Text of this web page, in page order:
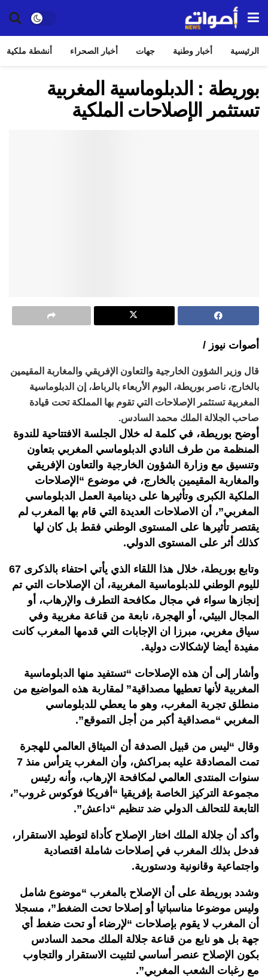
الرئيسية أخبار وطنية جهات أخبار الصحراء أنشطة ملكية
بوريطة : الدبلوماسية المغربية
تستثمر الإصلاحات الملكية
أصوات نيوز /
قال وزير الشؤون الخارجية والتعاون الإفريقي والمغاربة المقيمين
بالخارج، ناصر بوريطة، اليوم الأربعاء بالرباط، إن الدبلوماسية
المغربية تستثمر الإصلاحات التي تقوم بها المملكة تحت قيادة
صاحب الجلالة الملك محمد السادس.
أوضح بوريطة، في كلمة له خلال الجلسة الافتتاحية للندوة
المنظمة من طرف النادي الدبلوماسي المغربي بتعاون
وتنسيق مع وزارة الشؤون الخارجية والتعاون الإفريقي
والمغاربة المقيمين بالخارج، في موضوع “الإصلاحات
الملكية الكبرى وتأثيرها على دينامية العمل الدبلوماسي
المغربي”، أن الاصلاحات العديدة التي قام بها المغرب لم
يقتصر تأثيرها على المستوى الوطني فقط بل كان لها
كذلك أثر على المستوى الدولي.
وتابع بوريطة، خلال هذا اللقاء الذي يأتي احتفاء بالذكرى 67
لليوم الوطني للدبلوماسية المغربية، أن الإصلاحات التي تم
إنجازها سواء في مجال مكافحة التطرف والإرهاب، أو
المجال البيئي، أو الهجرة، نابعة من قناعة مغربية وفي
سياق مغربي، مبرزا ان الإجابات التي قدمها المغرب كانت
مفيدة أيضا لإشكالات دولية.
وأشار إلى أن هذه الإصلاحات “تستفيد منها الدبلوماسية
المغربية لأنها تعطيها مصداقية” لمقاربة هذه المواضيع من
منطلق تجربة المغرب، وهو ما يعطي للدبلوماسي
المغربي “مصداقية أكبر من أجل التموقع”.
وقال “ليس من قبيل الصدفة أن الميثاق العالمي للهجرة
تمت المصادقة عليه بمراكش، وأن المغرب يترأس منذ 7
سنوات المنتدى العالمي لمكافحة الإرهاب، وأنه رئيس
مجموعة التركيز الخاصة بإفريقيا “أفريكا فوكوس غروب”،
التابعة للتحالف الدولي ضد تنظيم “داعش”.
وأكد أن جلالة الملك اختار الإصلاح كأداة لتوطيد الاستقرار،
فدخل بذلك المغرب في إصلاحات شاملة اقتصادية
واجتماعية وقانونية ودستورية.
وشدد بوريطة على أن الإصلاح بالمغرب “موضوع شامل
وليس موضوعا مناسباتيا أو إصلاحا تحت الضغط”، مسجلا
أن المغرب لا يقوم بإصلاحات “لإرضاء أو تحت ضغط أي
جهة بل هو نابع من قناعة جلالة الملك محمد السادس
بكون الإصلاح عنصر أساسي لتثبيت الاستقرار والتجاوب
مع رغبات الشعب المغربي”.